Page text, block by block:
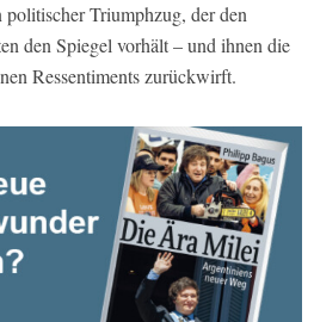
Triumphzug, der den
den Spiegel vorhält – und ihnen die
Ressentiments zurückwirft.